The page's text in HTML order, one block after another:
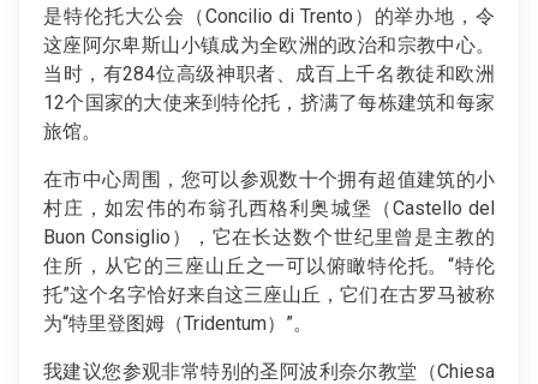
是特伦托大公会（Concilio di Trento）的举办地，令
这座阿尔卑斯山小镇成为全欧洲的政治和宗教中心。
当时，有284位高级神职者、成百上千名教徒和欧洲
12个国家的大使来到特伦托，挤满了每栋建筑和每家
旅馆。
在市中心周围，您可以参观数十个拥有超值建筑的小
村庄，如宏伟的布翁孔西格利奥城堡（Castello del
Buon Consiglio），它在长达数个世纪里曾是主教的
住所，从它的三座山丘之一可以俯瞰特伦托。“特伦
托”这个名字恰好来自这三座山丘，它们在古罗马被称
为“特里登图姆（Tridentum）”。
我建议您参观非常特别的圣阿波利奈尔教堂（Chiesa